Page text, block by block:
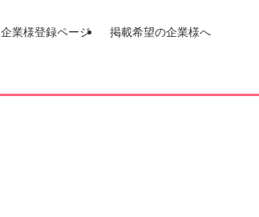
企業様登録ページ 掲載希望の企業様へ